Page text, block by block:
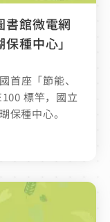
書館微電網
種中心」
首座「節能、
標竿，國立
保種中心。